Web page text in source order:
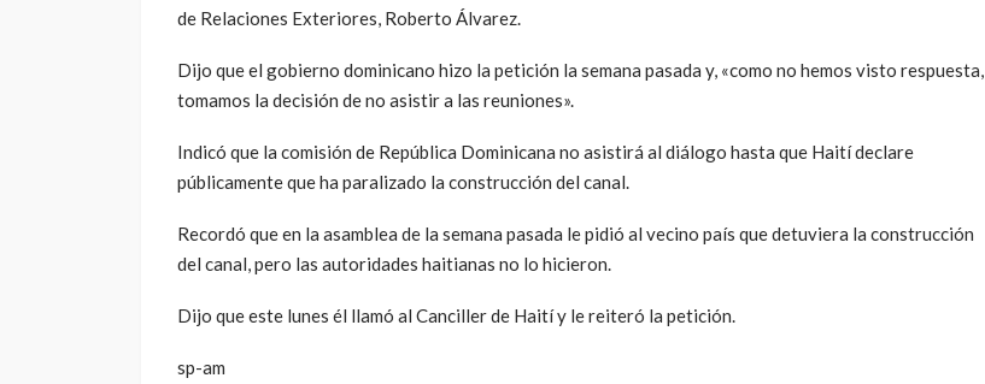
de Relaciones Exteriores, Roberto Álvarez.
Dijo que el gobierno dominicano hizo la petición la semana pasada y, «como no hemos visto respuesta,
tomamos la decisión de no asistir a las reuniones».
Indicó que la comisión de República Dominicana no asistirá al diálogo hasta que Haití declare
públicamente que ha paralizado la construcción del canal.
Recordó que en la asamblea de la semana pasada le pidió al vecino país que detuviera la construcción
del canal, pero las autoridades haitianas no lo hicieron.
Dijo que este lunes él llamó al Canciller de Haití y le reiteró la petición.
sp-am